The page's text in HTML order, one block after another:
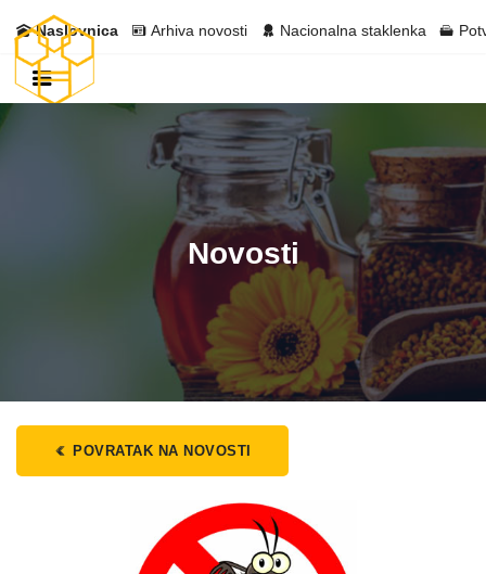
Naslovnica Arhiva novosti Nacionalna staklenka
Novosti
POVRATAK NA NOVOSTI